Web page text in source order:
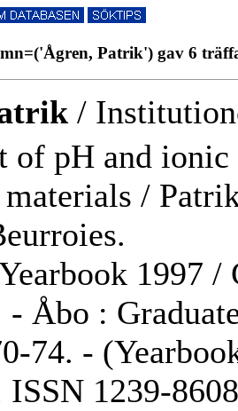
Patrik') gav 6
/
of pH and
/
1997 /
- Åbo :
74. -
ISSN 1239-